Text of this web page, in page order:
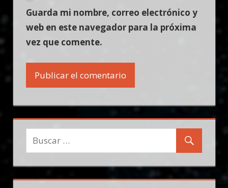
Guarda mi nombre, correo electrónico y
web en este navegador para la próxima
vez que comente.